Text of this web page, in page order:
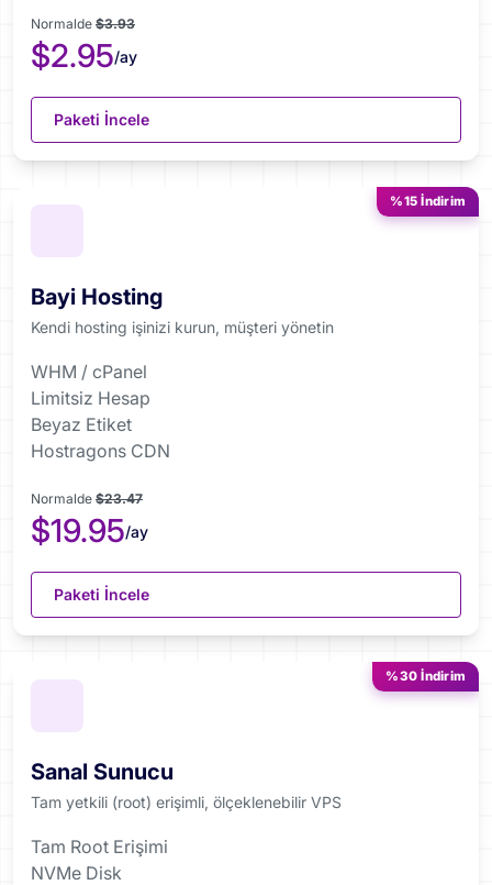
Normalde $3.93
$2.95/ay
Paketi İncele
%15 İndirim
Bayi Hosting
Kendi hosting işinizi kurun, müşteri yönetin
WHM / cPanel
Limitsiz Hesap
Beyaz Etiket
Hostragons CDN
Normalde $23.47
$19.95/ay
Paketi İncele
%30 İndirim
Sanal Sunucu
Tam yetkili (root) erişimli, ölçeklenebilir VPS
Tam Root Erişimi
NVMe Disk